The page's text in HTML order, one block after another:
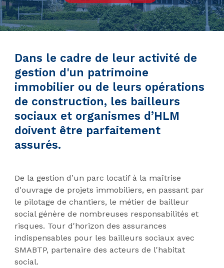
Dans le cadre de leur activité de
gestion d'un patrimoine
immobilier ou de leurs opérations
de construction, les bailleurs
sociaux et organismes d’HLM
doivent être parfaitement
assurés.
De la gestion d’un parc locatif à la maîtrise
d'ouvrage de projets immobiliers, en passant par
le pilotage de chantiers, le métier de bailleur
social génère de nombreuses responsabilités et
risques. Tour d'horizon des assurances
indispensables pour les bailleurs sociaux avec
SMABTP, partenaire des acteurs de l'habitat
social.